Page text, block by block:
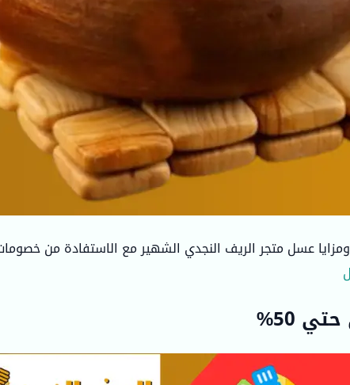
علي جميع فوائد ومزايا عسل متجر الريف النجدي الشهير مع الاستفادة
50%